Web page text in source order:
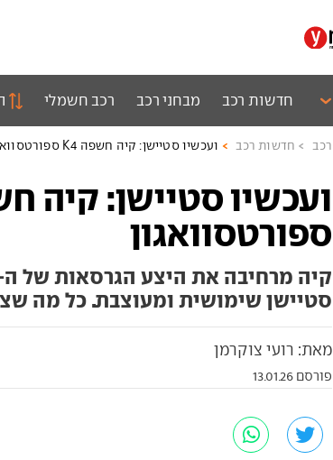
חדשות רכב מבחני רכב רכב חשמלי
רכב חדשות רכב ועכשיו סטיישן: קיה חשפה K4 ספורטסוואגון
ספורטסוואגון
סטיישן שימושית ומעוצבת. כל מה
מאת: רועי צוקרמן
פורסם 13.01.26